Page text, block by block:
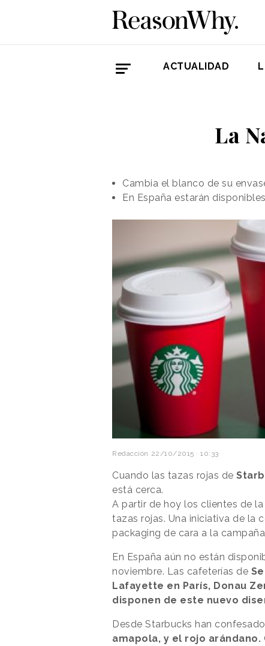
ACTUALIDAD
La
Cambia el blanco de su
En España estarán
Redacción 22/10/2015 · 10:33
Cuando las tazas rojas de
está cerca.
A partir de hoy los clientes de
tazas rojas. Una iniciativa de la
packaging de cara a la
En España aún no están
noviembre. Las cafeterías de
Lafayette en París, Donau
disponen de este nuevo
Desde Starbucks han
amapola, y el rojo arándano.